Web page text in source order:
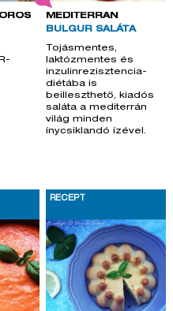
MEDITERRÁN
BULGUR SALÁTA
Tojásmentes,
laktózmentes és
inzulinrezisztencia-
diétába is
beilleszthető, kiadós
saláta a mediterrán
világ minden
ínycsiklandó ízével.
RECEPT